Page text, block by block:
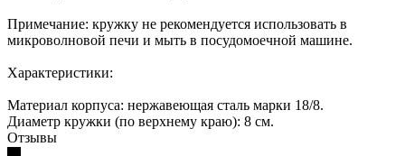
Примечание: кружку не рекомендуется использовать в
микроволновой печи и мыть в посудомоечной машине.
Характеристики:
Материал корпуса: нержавеющая сталь марки 18/8.
Диаметр кружки (по верхнему краю): 8 см.
Отзывы